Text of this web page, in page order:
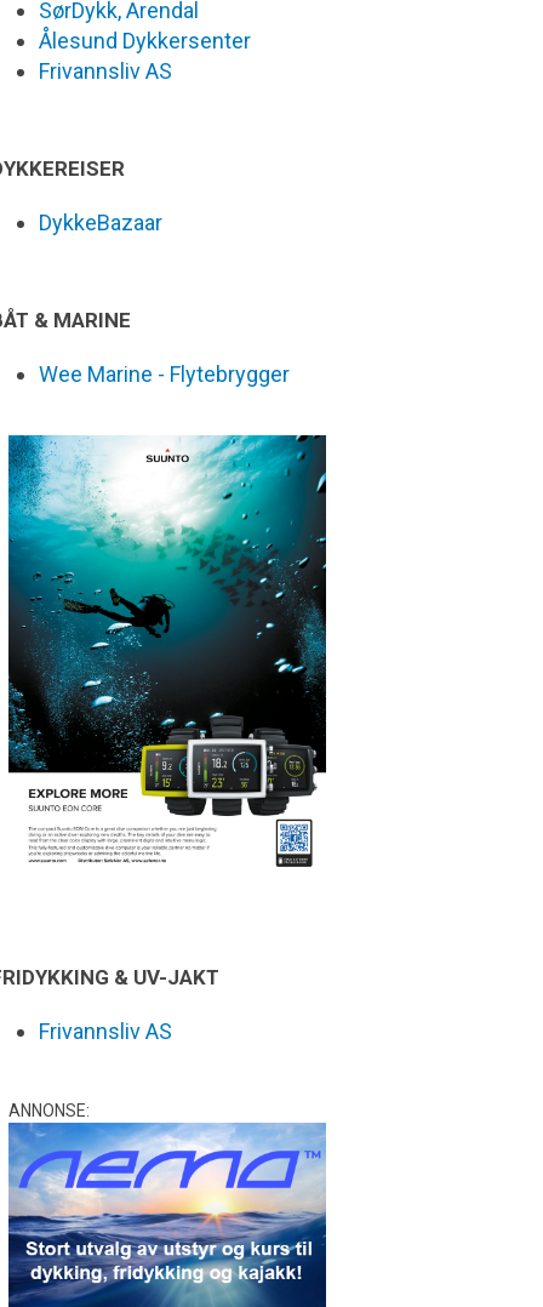
SørDykk, Arendal
Ålesund Dykkersenter
Frivannsliv AS
DykkeBazaar
& MARINE
Wee Marine - Flytebrygger
& UV-JAKT
Frivannsliv AS
ANNONSE: